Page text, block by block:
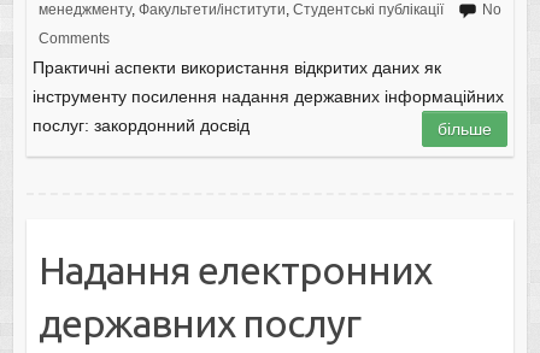
менеджменту, Факультети/інститути, Студентські публікації
No
Comments
Практичні аспекти використання відкритих даних як
інструменту посилення надання державних інформаційних
послуг: закордонний досвід
більше
Надання електронних
державних послуг